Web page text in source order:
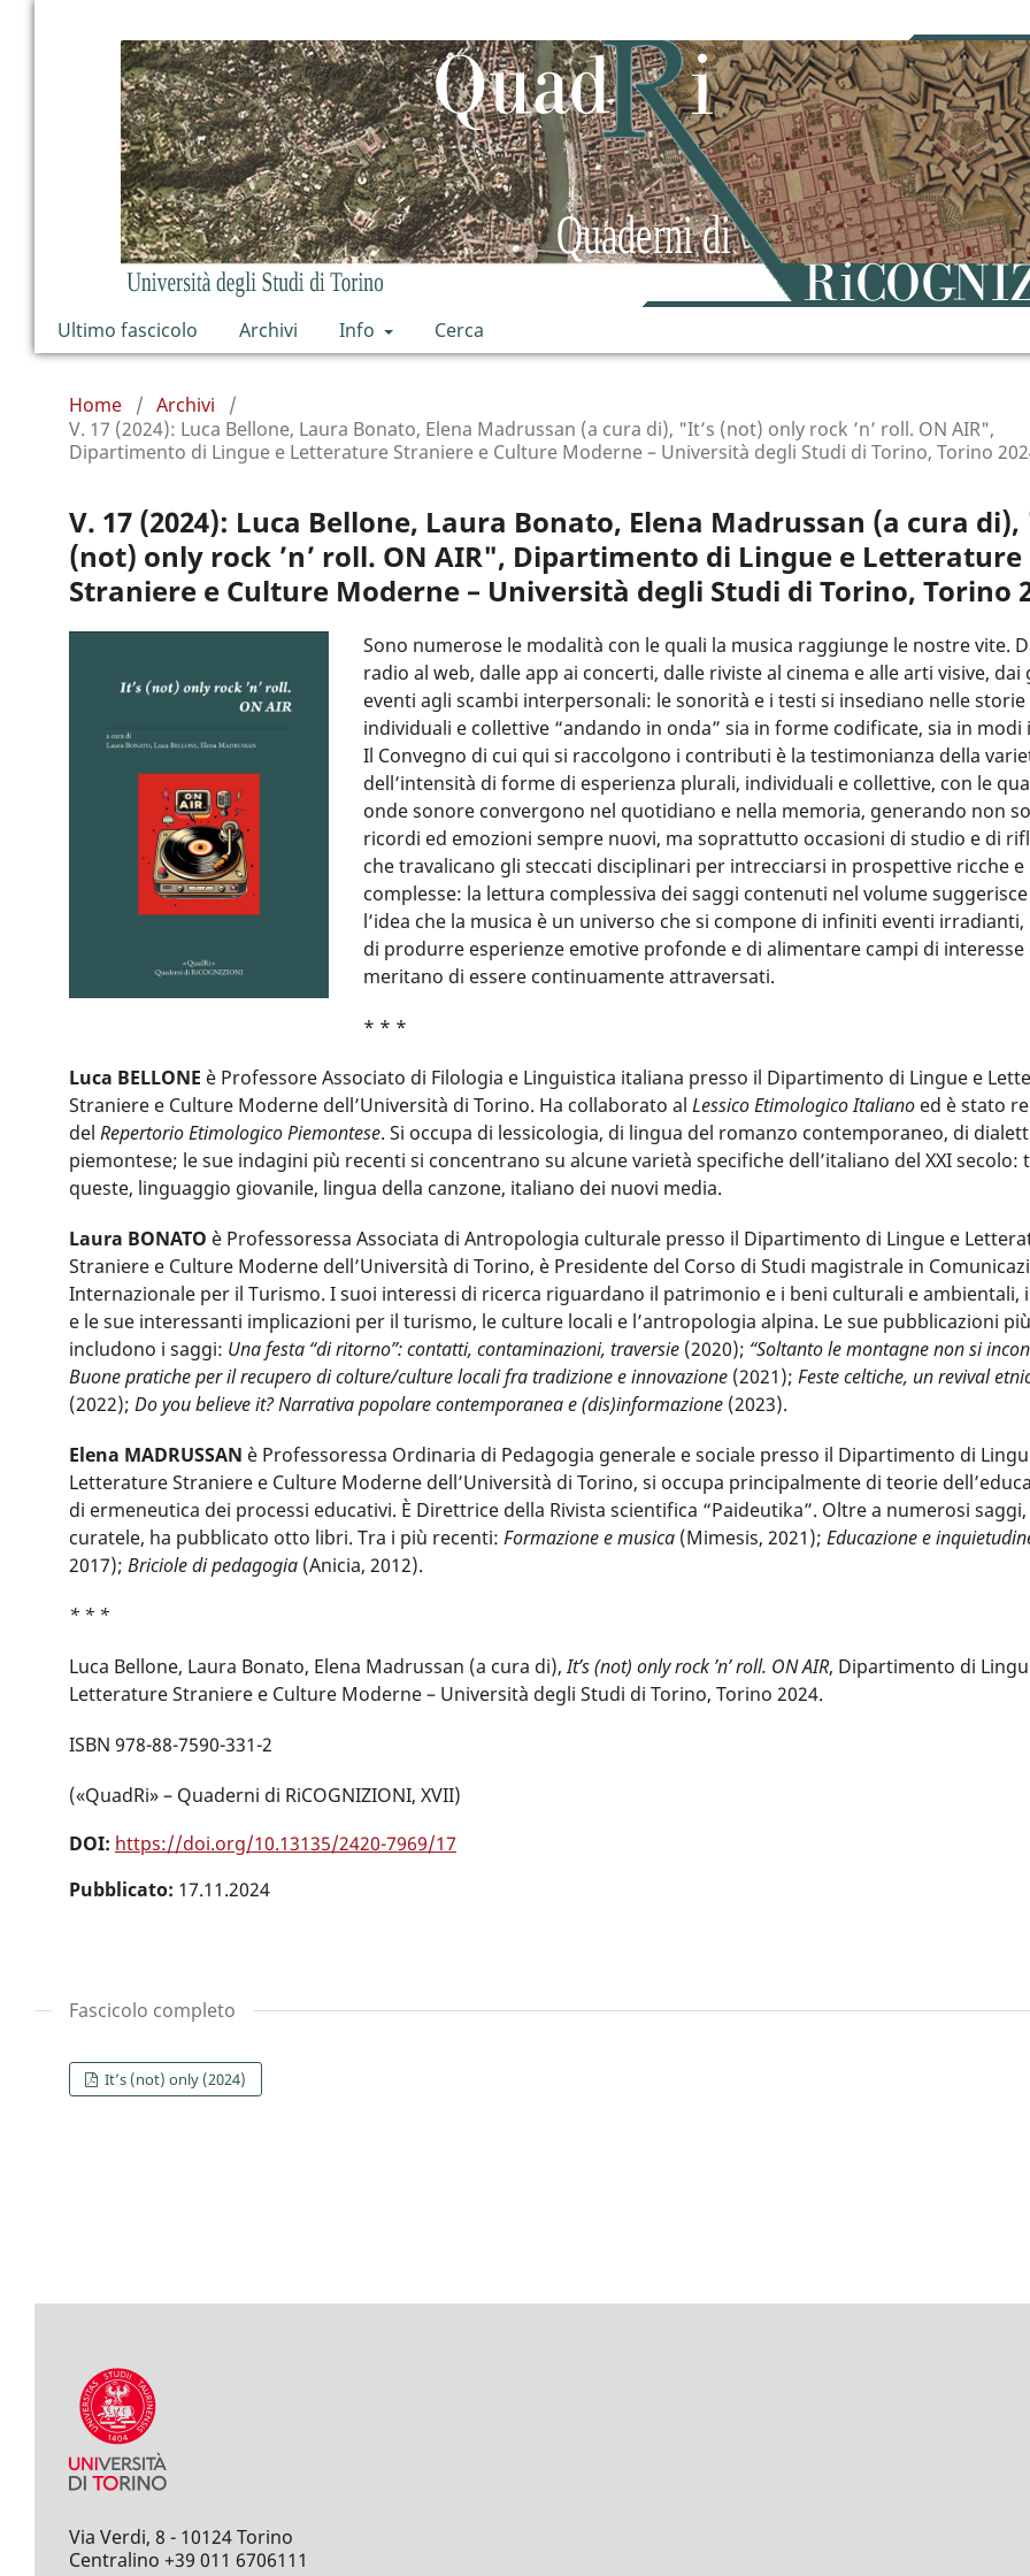
Ultimo fascicolo Archivi Info Cerca
Home / Archivi
/
V. 17 (2024): Luca Bellone, Laura Bonato, Elena Madrussan (a cura di), "It’s (not) only rock ’n’ roll. ON AIR",
Dipartimento di Lingue e Letterature Straniere e Culture Moderne – Università degli Studi di Torino, Torino
V. 17 (2024): Luca Bellone, Laura Bonato, Elena Madrussan (a cura di),
(not) only rock ’n’ roll. ON AIR", Dipartimento di Lingue e Letterature
Straniere e Culture Moderne – Università degli Studi di Torino, Torino
Sono numerose le modalità con le quali la musica raggiunge le nostre vite.
radio al web, dalle app ai concerti, dalle riviste al cinema e alle arti visive, dai
eventi agli scambi interpersonali: le sonorità e i testi si insediano nelle storie
individuali e collettive “andando in onda” sia in forme codificate, sia in modi
Il Convegno di cui qui si raccolgono i contributi è la testimonianza della
dell’intensità di forme di esperienza plurali, individuali e collettive, con le
onde sonore convergono nel quotidiano e nella memoria, generando non
ricordi ed emozioni sempre nuovi, ma soprattutto occasioni di studio e di
che travalicano gli steccati disciplinari per intrecciarsi in prospettive ricche e
complesse: la lettura complessiva dei saggi contenuti nel volume
l’idea che la musica è un universo che si compone di infiniti eventi
di produrre esperienze emotive profonde e di alimentare campi di interesse
meritano di essere continuamente attraversati.
* * *
Luca BELLONE è Professore Associato di Filologia e Linguistica italiana presso il Dipartimento di Lingue e
Straniere e Culture Moderne dell’Università di Torino. Ha collaborato al Lessico Etimologico Italiano ed è stato
del Repertorio Etimologico Piemontese. Si occupa di lessicologia, di lingua del romanzo contemporaneo, di
piemontese; le sue indagini più recenti si concentrano su alcune varietà specifiche dell’italiano del XXI secolo:
queste, linguaggio giovanile, lingua della canzone, italiano dei nuovi media.
Laura BONATO è Professoressa Associata di Antropologia culturale presso il Dipartimento di Lingue e
Straniere e Culture Moderne dell’Università di Torino, è Presidente del Corso di Studi magistrale in
Internazionale per il Turismo. I suoi interessi di ricerca riguardano il patrimonio e i beni culturali e ambientali,
e le sue interessanti implicazioni per il turismo, le culture locali e l’antropologia alpina. Le sue pubblicazioni
includono i saggi: Una festa “di ritorno”: contatti, contaminazioni, traversie (2020); “Soltanto le montagne non si
Buone pratiche per il recupero di colture/culture locali fra tradizione e innovazione (2021); Feste celtiche, un revival
(2022); Do you believe it? Narrativa popolare contemporanea e (dis)informazione (2023).
Elena MADRUSSAN è Professoressa Ordinaria di Pedagogia generale e sociale presso il Dipartimento di
Letterature Straniere e Culture Moderne dell’Università di Torino, si occupa principalmente di teorie
di ermeneutica dei processi educativi. È Direttrice della Rivista scientifica “Paideutika”. Oltre a numerosi
curatele, ha pubblicato otto libri. Tra i più recenti: Formazione e musica (Mimesis, 2021); Educazione e
2017); Briciole di pedagogia (Anicia, 2012).
* * *
Luca Bellone, Laura Bonato, Elena Madrussan (a cura di),It’s (not) only rock ’n’ roll. ON AIR, Dipartimento di
Letterature Straniere e Culture Moderne – Università degli Studi di Torino, Torino 2024.
ISBN 978-88-7590-331-2
(«QuadRi» – Quaderni di RiCOGNIZIONI, XVII)
DOI: https://doi.org/10.13135/2420-7969/17
Pubblicato: 17.11.2024
Fascicolo completo
It’s (not) only (2024)
Via Verdi, 8 - 10124 Torino
Centralino +39 011 6706111